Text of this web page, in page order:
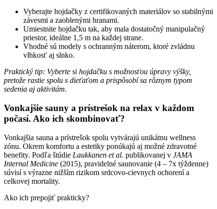
Vyberajte hojdačky z certifikovaných materiálov so stabilnými
závesmi a zaoblenými hranami.
Umiestnite hojdačku tak, aby mala dostatočný manipulačný
priestor, ideálne 1,5 m na každej strane.
Vhodné sú modely s ochranným náterom, ktoré zvládnu
vlhkosť aj slnko.
Praktický tip: Vyberte si hojdačku s možnosťou úpravy výšky,
pretože rastie spolu s dieťaťom a prispôsobí sa rôznym typom
sedenia aj aktivitám.
Vonkajšie sauny a prístrešok na relax v každom
počasí. Ako ich skombinovať?
Vonkajšia sauna a prístrešok spolu vytvárajú unikátnu wellness
zónu. Okrem komfortu a estetiky ponúkajú aj možné zdravotné
benefity. Podľa štúdie Laukkanen et al. publikovanej v JAMA
Internal Medicine (2015), pravidelné saunovanie (4 – 7x týždenne)
súvisí s výrazne nižším rizikom srdcovo-cievnych ochorení a
celkovej mortality.
Ako ich prepojiť prakticky?